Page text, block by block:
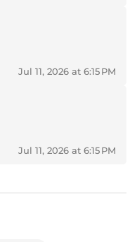
Jul 11, 2026 at 6:15 PM
Jul 11, 2026 at 6:15 PM